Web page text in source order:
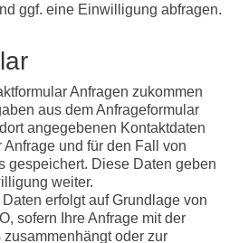
ggf. eine Einwilligung abfragen.
Anfragen zukommen
aus dem Anfrageformular
angegebenen Kontaktdaten
und für den Fall von
gespeichert. Diese Daten geben
weiter.
erfolgt auf Grundlage von
sofern Ihre Anfrage mit der
oder zur